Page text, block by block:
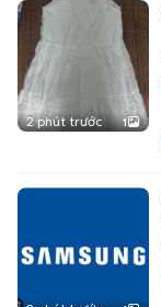
2 phút trước 1